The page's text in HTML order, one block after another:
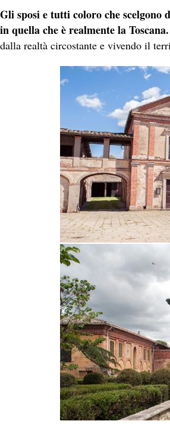
Gli sposi e tutti coloro che
in quella che è realmente la Toscana.
dalla realtà circostante e vivendo il